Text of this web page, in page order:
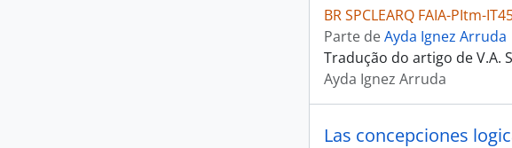
BR SPCLEARQ FAIA-PItm-
Parte deAyda Ignez Arruda
Tradução do artigo de V.A.
Ayda Ignez Arruda
Las concepciones